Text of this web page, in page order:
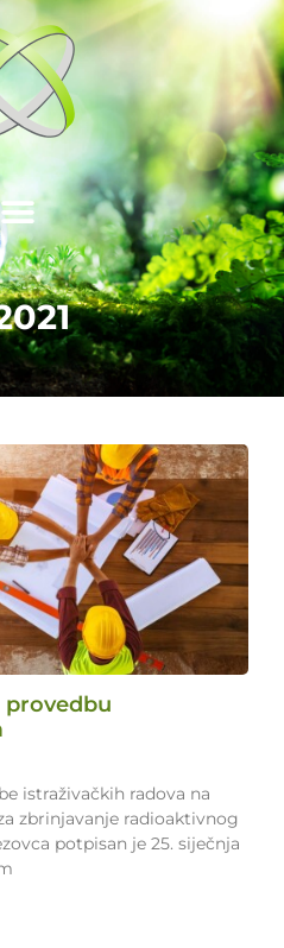
provedbu
istraživačkih radova na
zbrinjavanje radioaktivnog
potpisan je 25. siječnja